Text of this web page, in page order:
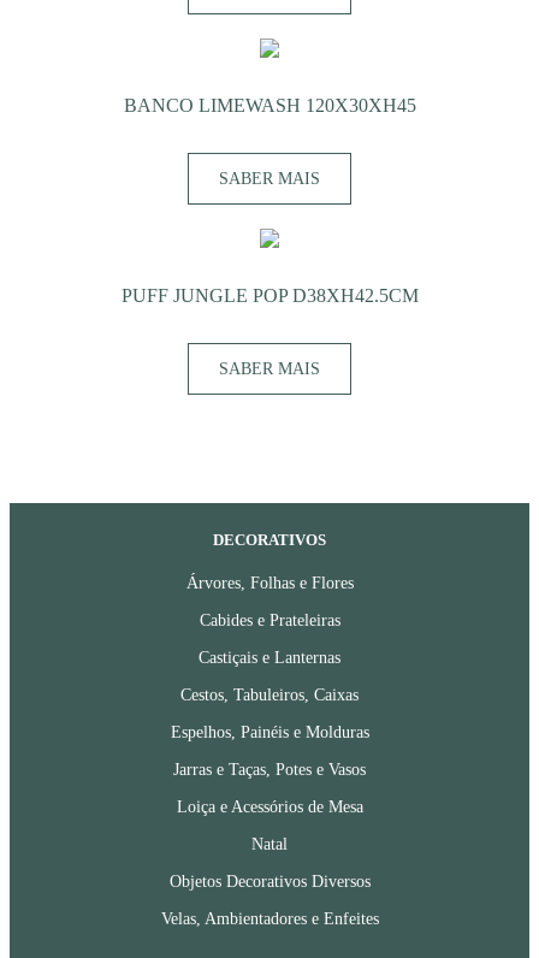
BANCO LIMEWASH 120X30XH45
SABER MAIS
PUFF JUNGLE POP D38XH42.5CM
SABER MAIS
DECORATIVOS
Árvores, Folhas e Flores
Cabides e Prateleiras
Castiçais e Lanternas
Cestos, Tabuleiros, Caixas
Espelhos, Painéis e Molduras
Jarras e Taças, Potes e Vasos
Loiça e Acessórios de Mesa
Natal
Objetos Decorativos Diversos
Velas, Ambientadores e Enfeites